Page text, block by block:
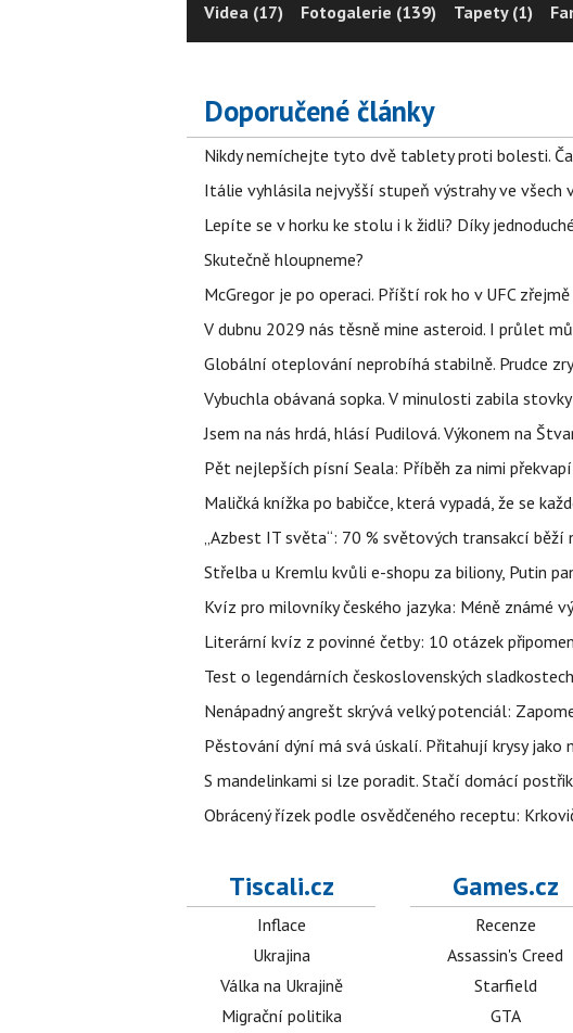
Videa (17) Fotogalerie (139) Tapety (1)
Doporučené články
Nikdy nemíchejte tyto dvě tablety proti bolesti.
Itálie vyhlásila nejvyšší stupeň výstrahy ve všech
Lepíte se v horku ke stolu i k židli? Díky
Skutečně hloupneme?
McGregor je po operaci. Příští rok ho v UFC
V dubnu 2029 nás těsně mine asteroid. I průlet
Globální oteplování neprobíhá stabilně. Prudce
Vybuchla obávaná sopka. V minulosti zabila
Jsem na nás hrdá, hlásí Pudilová. Výkonem na
Pět nejlepších písní Seala: Příběh za nimi
Maličká knížka po babičce, která vypadá, že se
„Azbest IT světa“: 70 % světových transakcí
Střelba u Kremlu kvůli e-shopu za biliony, Putin
Kvíz pro milovníky českého jazyka: Méně známé
Literární kvíz z povinné četby: 10 otázek
Test o legendárních československých
Nenápadný angrešt skrývá velký potenciál:
Pěstování dýní má svá úskalí. Přitahují krysy jako
S mandelinkami si lze poradit. Stačí domácí postřik
Obrácený řízek podle osvědčeného receptu:
Tiscali.cz
Inflace
Ukrajina
Válka na Ukrajině
Migrační politika
Games.cz
Recenze
Assassin's Creed
Starfield
GTA